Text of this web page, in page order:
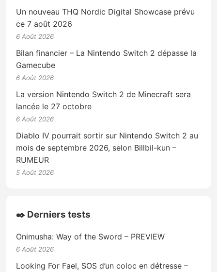
Un nouveau THQ Nordic Digital Showcase prévu
ce 7 août 2026
6 Août 2026
Bilan financier – La Nintendo Switch 2 dépasse la
Gamecube
6 Août 2026
La version Nintendo Switch 2 de Minecraft sera
lancée le 27 octobre
6 Août 2026
Diablo IV pourrait sortir sur Nintendo Switch 2 au
mois de septembre 2026, selon Billbil-kun –
RUMEUR
5 Août 2026
✒️ Derniers tests
Onimusha: Way of the Sword – PREVIEW
6 Août 2026
Looking For Fael, SOS d’un coloc en détresse –